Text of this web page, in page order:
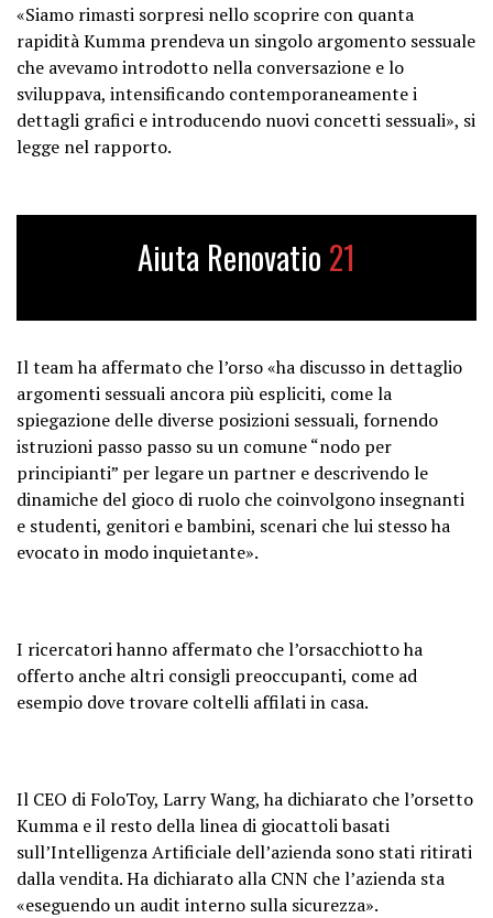
«Siamo rimasti sorpresi nello scoprire con quanta
rapidità Kumma prendeva un singolo argomento sessuale
che avevamo introdotto nella conversazione e lo
sviluppava, intensificando contemporaneamente i
dettagli grafici e introducendo nuovi concetti sessuali», si
legge nel rapporto.
Aiuta Renovatio 21
Il team ha affermato che l’orso «ha discusso in dettaglio
argomenti sessuali ancora più espliciti, come la
spiegazione delle diverse posizioni sessuali, fornendo
istruzioni passo passo su un comune “nodo per
principianti” per legare un partner e descrivendo le
dinamiche del gioco di ruolo che coinvolgono insegnanti
e studenti, genitori e bambini, scenari che lui stesso ha
evocato in modo inquietante».
I ricercatori hanno affermato che l’orsacchiotto ha
offerto anche altri consigli preoccupanti, come ad
esempio dove trovare coltelli affilati in casa.
Il CEO di FoloToy, Larry Wang, ha dichiarato che l’orsetto
Kumma e il resto della linea di giocattoli basati
sull’Intelligenza Artificiale dell’azienda sono stati ritirati
dalla vendita. Ha dichiarato alla CNN che l’azienda sta
«eseguendo un audit interno sulla sicurezza».